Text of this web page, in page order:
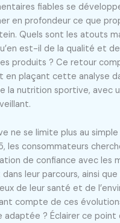
fiables se
en profondeur ce que
Quels sont les atouts
est-il de la qualité et
produits ? Ce retour
en plaçant cette analyse
la nutrition sportive, avec
ne se limite plus au
les consommateurs
de confiance avec les
leur parcours, ainsi que
de leur santé et de
compte de ces
adaptée ? Éclairer ce point